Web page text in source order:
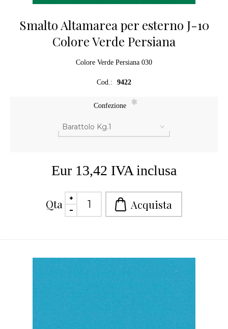
Smalto Altamarea per esterno J-10
Colore Verde Persiana
Colore Verde Persiana 030
Cod.: 9422
Confezione *
Eur 13,42 IVA inclusa
Qta